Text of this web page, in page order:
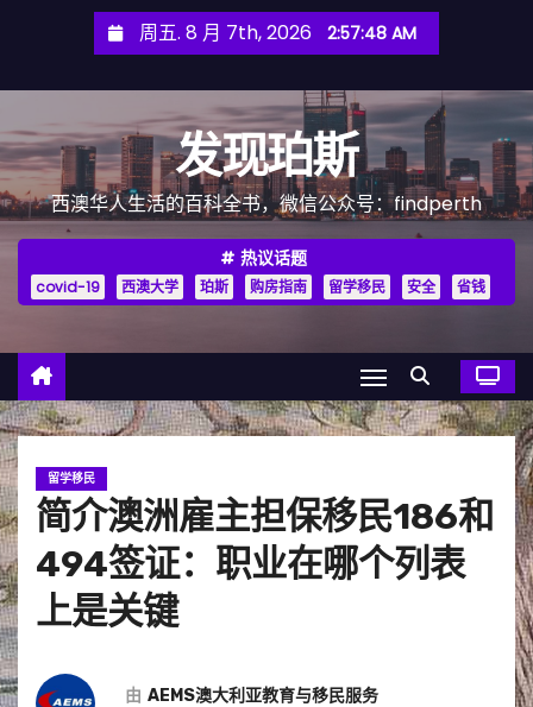
周五. 8 月 7th, 2026 2:57:50 AM
发现珀斯
西澳华人生活的百科全书，微信公众号：findperth
热议话题
covid-19 西澳大学 珀斯 购房指南 留学移民 安全 省钱
留学移民
简介澳洲雇主担保移民186和
494签证：职业在哪个列表
上是关键
由 AEMS澳大利亚教育与移民服务